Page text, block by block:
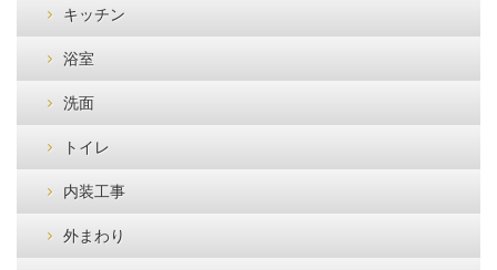
キッチン
浴室
洗面
トイレ
内装工事
外まわり